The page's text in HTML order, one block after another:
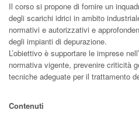
Il corso si propone di fornire un
degli scarichi idrici in ambito
normativi e autorizzativi e
degli impianti di depurazione.
L’obiettivo è supportare le imprese
normativa vigente, prevenire criticità
tecniche adeguate per il trattamento
Contenuti